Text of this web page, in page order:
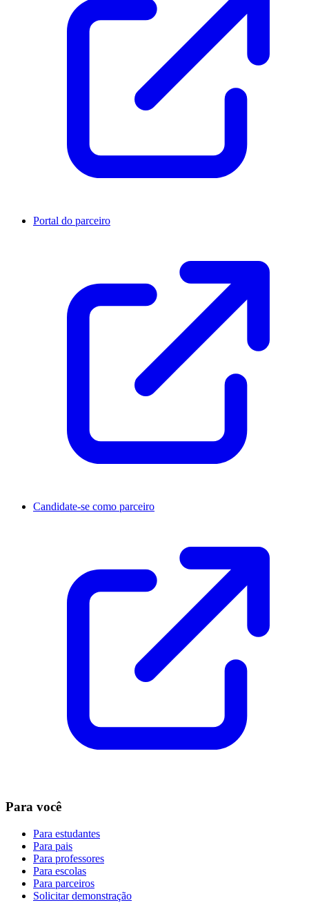
Portal do parceiro
Candidate-se como parceiro
Para você
Para estudantes
Para pais
Para professores
Para escolas
Para parceiros
Solicitar demonstração